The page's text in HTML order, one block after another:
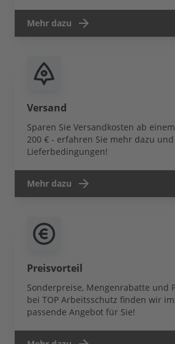
Mehr dazu
Versand
Sparen Sie Versandkosten ab
200 € - erfahren Sie mehr dazu
Lieferbedingungen!
Mehr dazu
Preisvorteil
Sonderpreise, Mengenrabatte und
bei TOP Arbeitsschutz finden wir
passende Angebot für Sie!